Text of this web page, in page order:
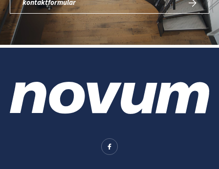
kontaktformular